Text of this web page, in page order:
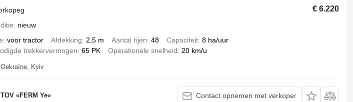
€ 6.220
nieuw
voor tractor Afdekking 2,5 m Aantal rijen 48 Capaciteit 8 ha/uur
trekkervermogen 65 PK Operationele snelheid 20 km/u
Oekraïne, Kyiv
TOV «FERM Ye» Contact opnemen met verkoper